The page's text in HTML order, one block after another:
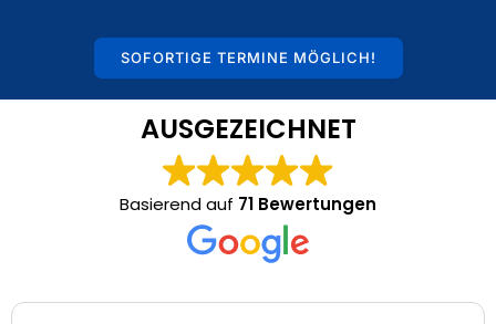
SOFORTIGE TERMINE MÖGLICH!
AUSGEZEICHNET
Basierend auf 71 Bewertungen